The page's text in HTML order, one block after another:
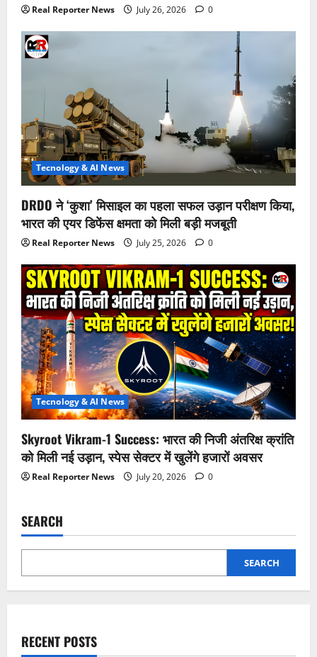
Real Reporter News July 26, 2026 0
Tecnology & AI News
DRDO ने ‘कुशा’ मिसाइल का पहला सफल उड़ान परीक्षण किया,
भारत की एयर डिफेंस क्षमता को मिली बड़ी मजबूती
Real Reporter News July 25, 2026 0
Tecnology & AI News
Skyroot Vikram-1 Success: भारत की निजी अंतरिक्ष क्रांति
को मिली नई उड़ान, स्पेस सेक्टर में खुलेंगे हजारों अवसर
Real Reporter News July 20, 2026 0
SEARCH
SEARCH
RECENT POSTS